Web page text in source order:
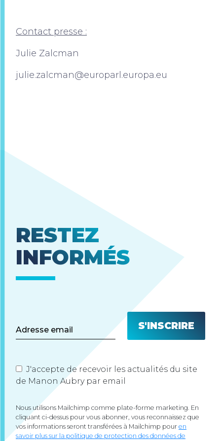
Contact presse :
Julie Zalcman
julie.zalcman@europarl.europa.eu
RESTEZ
INFORMÉS
J'accepte de recevoir les actualités du site
de Manon Aubry par email
Nous utilisons Mailchimp comme plate-forme marketing. En
cliquant ci-dessus pour vous abonner, vous reconnaissez que
vos informations seront transférées à Mailchimp pour en
savoir plus sur la politique de protection des données de